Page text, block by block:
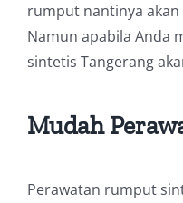
rumput nantinya
Namun apabila Anda
sintetis Tangerang
Mudah
Perawatan rumput